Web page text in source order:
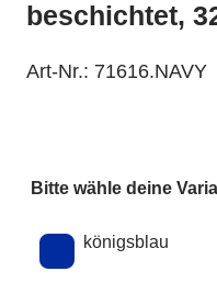
beschichtet,
Art-Nr.: 71616.NAVY
Bitte wähle deine
Wähle eine Farbe
königsblau